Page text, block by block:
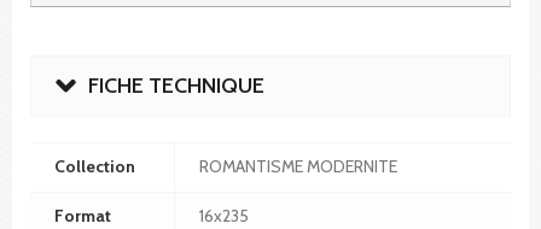
FICHE TECHNIQUE
Collection ROMANTISME MODERNITE
Format 16x235